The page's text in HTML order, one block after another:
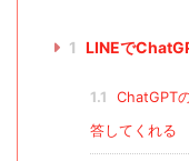
1 LINEで
1.1
ChatGPT
答してくれる